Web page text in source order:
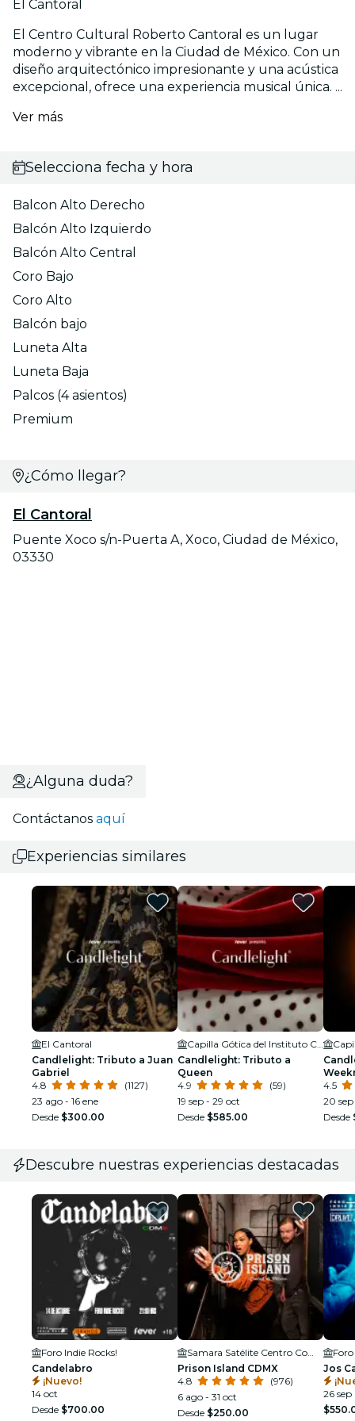
El Cantoral
El Centro Cultural Roberto Cantoral es un lugar
moderno y vibrante en la Ciudad de México. Con un
diseño arquitectónico impresionante y una acústica
excepcional, ofrece una experiencia musical única. ...
Ver más
Selecciona fecha y hora
Balcon Alto Derecho
Balcón Alto Izquierdo
Balcón Alto Central
Coro Bajo
Coro Alto
Balcón bajo
Luneta Alta
Luneta Baja
Palcos (4 asientos)
Premium
¿Cómo llegar?
El Cantoral
Puente Xoco s/n-Puerta A, Xoco, Ciudad de México,
03330
¿Alguna duda?
Contáctanos aquí
Experiencias similares
El Cantoral
Candlelight: Tributo a Juan
Gabriel
4.8
(1127)
23 ago - 16 ene
Desde $300.00
Candlelight: Tributo a
Queen
4.9
(59)
19 sep - 29 oct
Desde $585.00
4.5
20 sep
Desde
Descubre nuestras experiencias destacadas
Foro Indie Rocks!
Candelabro
¡Nuevo!
14 oct
Desde $700.00
Prison Island CDMX
4.8
(976)
6 ago - 31 oct
Desde $250.00
Jos
26 sep